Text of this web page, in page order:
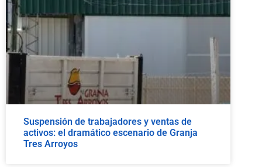
Suspensión de trabajadores y ventas de
activos: el dramático escenario de Granja
Tres Arroyos